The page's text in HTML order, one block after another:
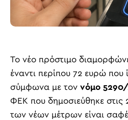
Το νέο πρόστιμο
έναντι περίπου 72 ευρώ που
σύμφωνα με τον νόμο
ΦΕΚ που δημοσιεύθηκε στις
των νέων μέτρων είναι